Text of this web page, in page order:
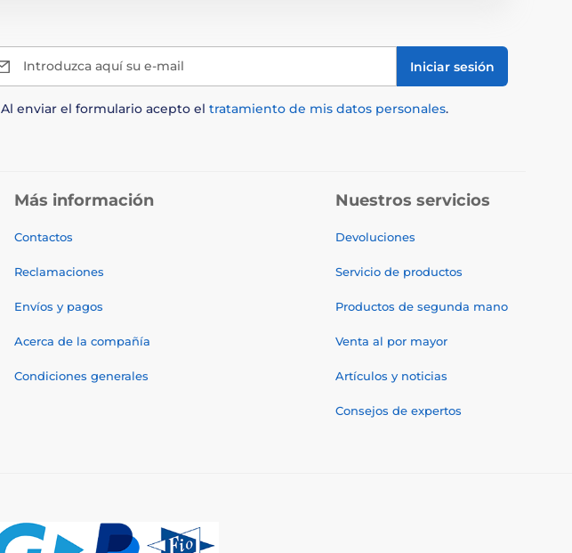
Introduzca aquí su e-mail Iniciar sesión
Al enviar el formulario acepto el tratamiento de mis datos personales.
Más información
Contactos
Reclamaciones
Envíos y pagos
Acerca de la compañía
Condiciones generales
Nuestros servicios
Devoluciones
Servicio de productos
Productos de segunda mano
Venta al por mayor
Artículos y noticias
Consejos de expertos